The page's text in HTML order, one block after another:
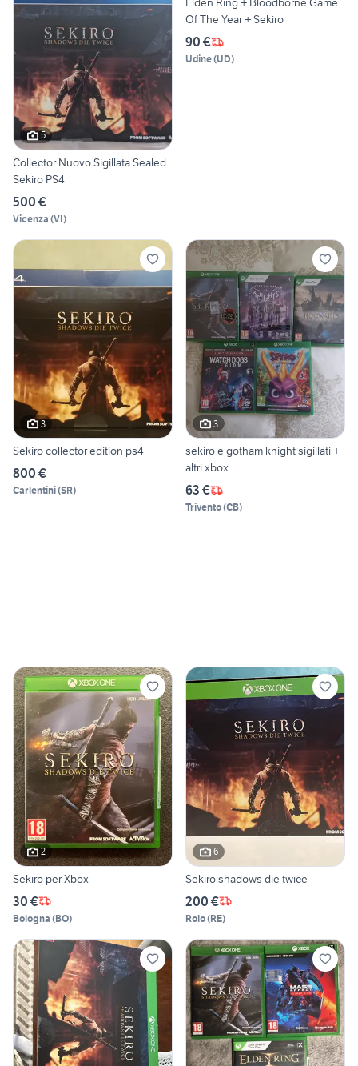
5
Collector Nuovo Sigillata Sealed
Sekiro PS4
500 €
Vicenza (VI)
Of The Year + Sekiro
90 €
Udine(UD)
3
Sekiro collector edition ps4
800 €
Carlentini(SR)
3
sekiro e gotham knight sigillati +
altri xbox
63 €
Trivento(CB)
2
Sekiro per Xbox
30 €
Bologna (BO)
6
Sekiro shadows die twice
200 €
Rolo(RE)